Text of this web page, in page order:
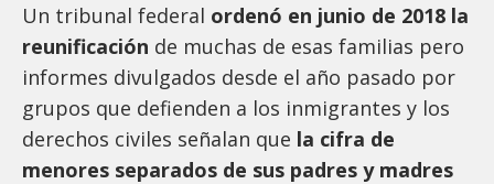
Un tribunal federal ordenó en junio de 2018 la
reunificación de muchas de esas familias pero
informes divulgados desde el año pasado por
grupos que defienden a los inmigrantes y los
derechos civiles señalan que la cifra de
menores separados de sus padres y madres